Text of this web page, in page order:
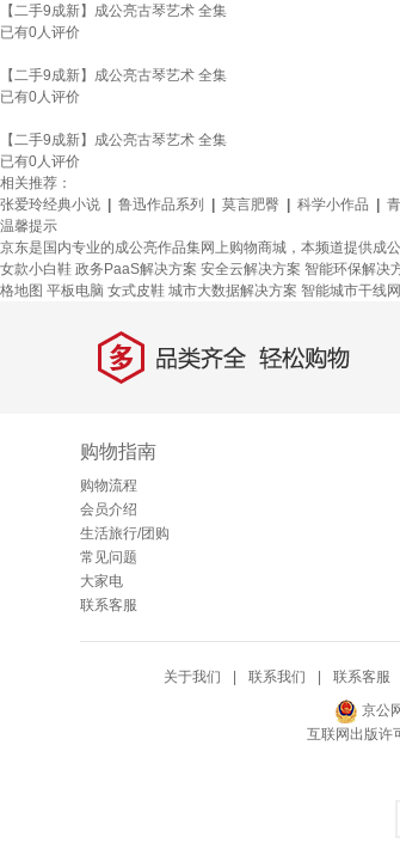
【二手9成新】成公亮古琴艺术 全集
已有0人评价
【二手9成新】成公亮古琴艺术 全集
已有0人评价
【二手9成新】成公亮古琴艺术 全集
已有0人评价
相关推荐：
张爱玲经典小说
鲁迅作品系列 莫言肥臀 科学小作品
温馨提示
京东是国内专业的成公亮作品集网上购物商城，本频道提供成
女款小白鞋 政务PaaS解决方案 安全云解决方案 智能环保解决
格地图 平板电脑 女式皮鞋 城市大数据解决方案 智能城市干线
多 品类齐全，轻松购物
购物指南
购物流程
会员介绍
生活旅行/团购
常见问题
大家电
联系客服
关于我们 联系我们 联系客服
京公
互联网出版许